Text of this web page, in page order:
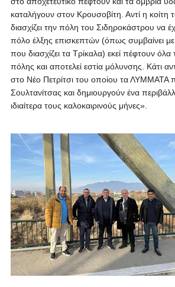
καταλήγουν στον Κρουσοβίτη. Αντί η κοίτη
διασχίζει την πόλη του Σιδηροκάστρου να
πόλο έλξης επισκεπτών (όπως συμβαίνει με
που διασχίζει τα Τρίκαλα) εκεί πέφτουν
πόλης και αποτελεί εστία μόλυνσης. Κάτι
στο Νέο Πετρίτσι του οποίου τα ΛΥΜΜΑΤΑ
Σουλτανίτσας και δημιουργούν ένα
ιδιαίτερα τους καλοκαιρινούς μήνες».